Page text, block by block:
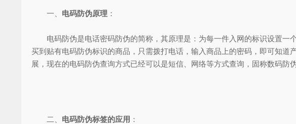
一、 电码防伪原理 ：
电码防伪是电话密码防伪的简称，其原理是：为每一件入网的标识设置一
买到贴有电码防伪标识的商品，只需拨打电话，输入商品上的密码，即可知
展，现在的电码防伪查询方式已经可以是短信、网络等方式查询，固称数码防伪
二、 电码防伪标签的应用 ：